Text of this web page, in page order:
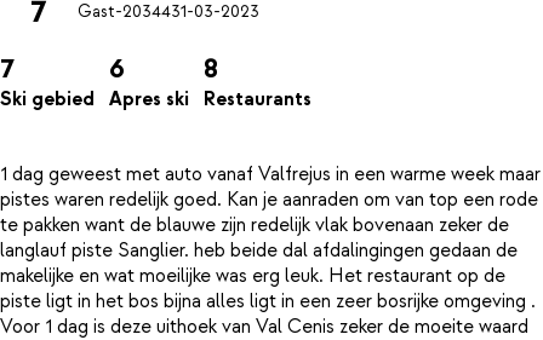
7 Gast-2034431-03-2023
7
Ski gebied
6
Apres ski
8
Restaurants
1 dag geweest met auto vanaf Valfrejus in een warme week maar
pistes waren redelijk goed. Kan je aanraden om van top een rode
te pakken want de blauwe zijn redelijk vlak bovenaan zeker de
langlauf piste Sanglier. heb beide dal afdalingingen gedaan de
makelijke en wat moeilijke was erg leuk. Het restaurant op de
piste ligt in het bos bijna alles ligt in een zeer bosrijke omgeving .
Voor 1 dag is deze uithoek van Val Cenis zeker de moeite waard